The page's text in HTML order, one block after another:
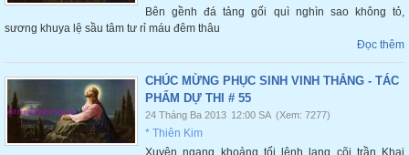
Bên gềnh đá tảng gối quì nghìn sao không tỏ,
sương khuya lệ sầu tâm tư rỉ máu đêm thâu
Đọc thêm
CHÚC MỪNG PHỤC SINH VINH THẮNG - TÁC
PHẨM DỰ THI # 55
24 Tháng Ba 2013 12:00 SA (Xem: 7277)
* Thiên Kim
Xuyên ngang khoảng tối lênh lang cõi trần Khai